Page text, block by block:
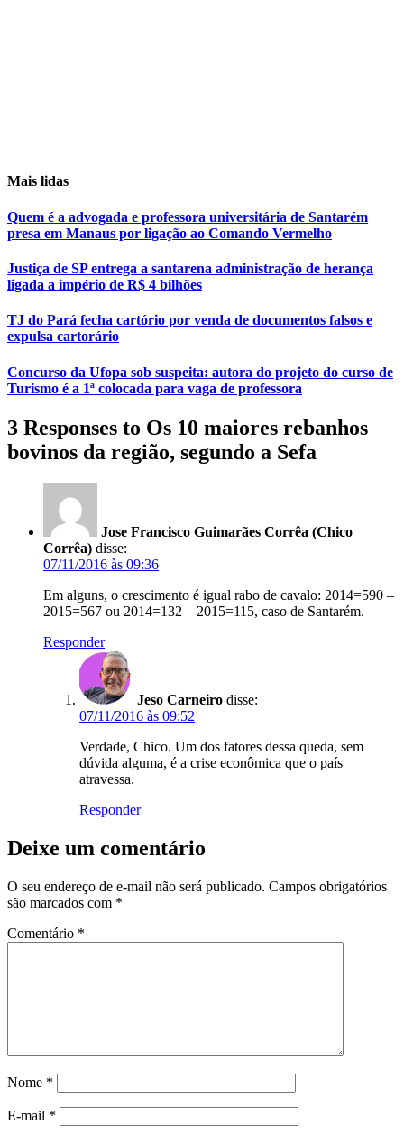
Mais lidas
Quem é a advogada e professora universitária de Santarém
presa em Manaus por ligação ao Comando Vermelho
Justiça de SP entrega a santarena administração de herança
ligada a império de R$ 4 bilhões
TJ do Pará fecha cartório por venda de documentos falsos e
expulsa cartorário
Concurso da Ufopa sob suspeita: autora do projeto do curso de
Turismo é a 1ª colocada para vaga de professora
3 Responses to Os 10 maiores rebanhos
bovinos da região, segundo a Sefa
Jose Francisco Guimarães Corrêa (Chico
Corrêa) disse:
07/11/2016 às 09:36
Em alguns, o crescimento é igual rabo de cavalo: 2014=590 –
2015=567 ou 2014=132 – 2015=115, caso de Santarém.
Responder
Jeso Carneiro disse:
07/11/2016 às 09:52
Verdade, Chico. Um dos fatores dessa queda, sem
dúvida alguma, é a crise econômica que o país
atravessa.
Responder
Deixe um comentário
O seu endereço de e-mail não será publicado. Campos obrigatórios
são marcados com *
Comentário *
Nome *
E-mail *